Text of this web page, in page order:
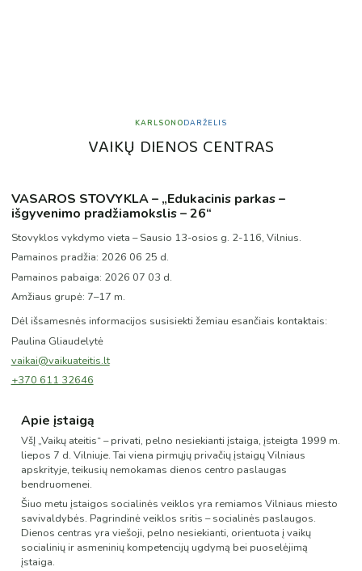
KARLSONODARŽELIS
VAIKŲ DIENOS CENTRAS
VASAROS STOVYKLA – „Edukacinis parkas –
išgyvenimo pradžiamokslis – 26“
Stovyklos vykdymo vieta – Sausio 13-osios g. 2-116, Vilnius.
Pamainos pradžia: 2026 06 25 d.
Pamainos pabaiga: 2026 07 03 d.
Amžiaus grupė: 7–17 m.
Dėl išsamesnės informacijos susisiekti žemiau esančiais kontaktais:
Paulina Gliaudelytė
vaikai@vaikuateitis.lt
+370 611 32646
Apie įstaigą
VšĮ „Vaikų ateitis“ – privati, pelno nesiekianti įstaiga, įsteigta 1999 m.
liepos 7 d. Vilniuje. Tai viena pirmųjų privačių įstaigų Vilniaus
apskrityje, teikusių nemokamas dienos centro paslaugas
bendruomenei.
Šiuo metu įstaigos socialinės veiklos yra remiamos Vilniaus miesto
savivaldybės. Pagrindinė veiklos sritis – socialinės paslaugos.
Dienos centras yra viešoji, pelno nesiekianti, orientuota į vaikų
socialinių ir asmeninių kompetencijų ugdymą bei puoselėjimą
įstaiga.